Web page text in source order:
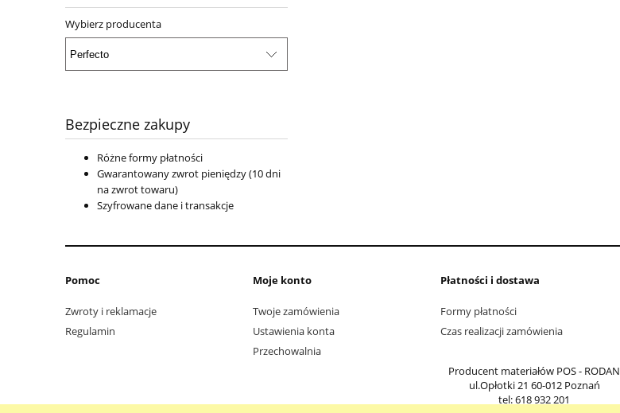
Wybierz producenta
Bezpieczne zakupy
Różne formy płatności
Gwarantowany zwrot pieniędzy (10 dni
na zwrot towaru)
Szyfrowane dane i transakcje
Pomoc
Zwroty i reklamacje
Regulamin
Moje konto
Twoje zamówienia
Ustawienia konta
Przechowalnia
Płatności i dostawa
Formy płatności
Czas realizacji zamówienia
Producent materiałów POS - RODAN
ul.Opłotki 21 60-012 Poznań
tel:618 932 201